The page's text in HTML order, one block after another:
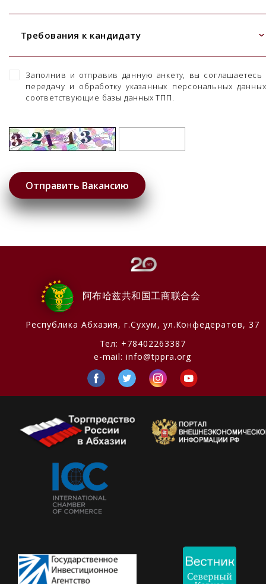
Требования к кандидату
Заполнив и отправив данную анкету, вы соглашаетесь
передачу и обработку указанных персональных
соответствующие базы данных ТПП.
阿布哈兹共和国工商联合会
Республика Абхазия, г.Сухум, ул.Конфедератов, 37
Тел: +78402263387
e-mail:info@tppra.org